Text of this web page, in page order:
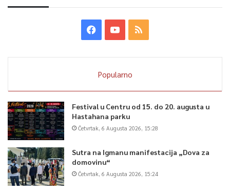
Univerzitet u Sarajevu ima saradnju sa više od 200
visokoobrazovnih institucija širom Evrope sa kojima uspješno
implementira razmjenu studenata, nastavnog i nenastavnog
0
Article Rating
Popularno
Festival u Centru od 15. do 20. augusta u
Hastahana parku
Četvrtak, 6 Augusta 2026, 15:28
Sutra na Igmanu manifestacija „Dova za
domovinu“
Četvrtak, 6 Augusta 2026, 15:24